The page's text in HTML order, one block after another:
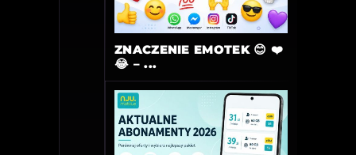
ZNACZENIE EMOTEK 😊 ❤️
😂 – ...